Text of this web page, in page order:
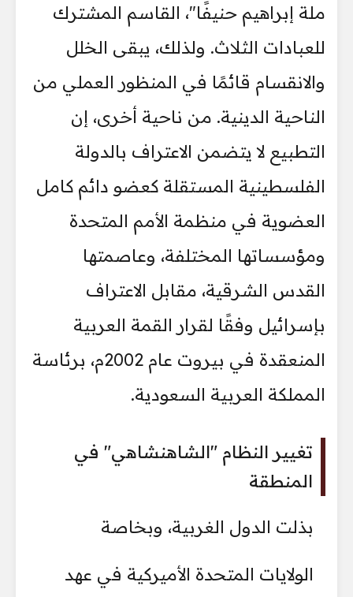
ملة إبراهيم حنيفًا"، القاسم المشترك
للعبادات الثلاث. ولذلك، يبقى الخلل
والانقسام قائمًا في المنظور العملي من
الناحية الدينية. من ناحية أخرى، إن
التطبيع لا يتضمن الاعتراف بالدولة
الفلسطينية المستقلة كعضو دائم كامل
العضوية في منظمة الأمم المتحدة
ومؤسساتها المختلفة، وعاصمتها
القدس الشرقية، مقابل الاعتراف
بإسرائيل وفقًا لقرار القمة العربية
المنعقدة في بيروت عام 2002م، برئاسة
المملكة العربية السعودية.
تغيير النظام "الشاهنشاهي" في
المنطقة
بذلت الدول الغربية، وبخاصة
الولايات المتحدة الأميركية في عهد